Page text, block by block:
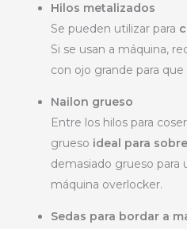
Hilos metalizados
Se pueden utilizar para
Si se usan a máquina,
con ojo grande para
Nailon grueso
Entre los hilos para
grueso ideal para
demasiado grueso para
máquina overlocker.
Sedas para bordar a